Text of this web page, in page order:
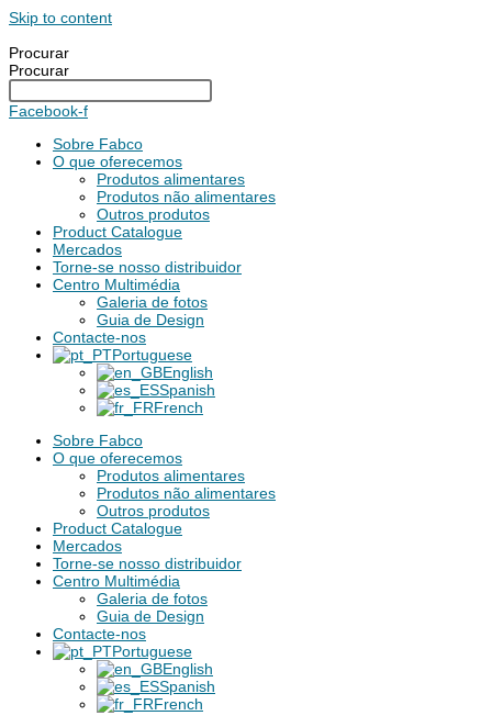
Skip to content
Procurar
Procurar
Facebook-f
Sobre Fabco
O que oferecemos
Produtos alimentares
Produtos não alimentares
Outros produtos
Product Catalogue
Mercados
Torne-se nosso distribuidor
Centro Multimédia
Galeria de fotos
Guia de Design
Contacte-nos
Portuguese
English
Spanish
French
Sobre Fabco
O que oferecemos
Produtos alimentares
Produtos não alimentares
Outros produtos
Product Catalogue
Mercados
Torne-se nosso distribuidor
Centro Multimédia
Galeria de fotos
Guia de Design
Contacte-nos
Portuguese
English
Spanish
French